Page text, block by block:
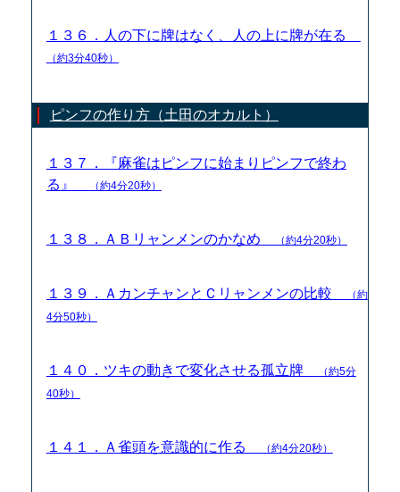
１３６．人の下に牌はなく、人の上に牌が在る
（約3分40秒）
ピンフの作り方（土田のオカルト）
１３７．『麻雀はピンフに始まりピンフで終わ
る』
（約4分20秒）
１３８．ＡＢリャンメンのかなめ （約4分20秒）
１３９．ＡカンチャンとＣリャンメンの比較
（約
4分50秒）
１４０．ツキの動きで変化させる孤立牌
（約5分
40秒）
１４１．Ａ雀頭を意識的に作る （約4分20秒）